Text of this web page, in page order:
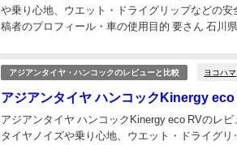
や乗り心地、ウエット・ドライグリップなどの
稿者のプロフィール・車の使用目的 要さん 石川
アジアンタイヤ・ハンコックのレビューと比較 ヨコハマ
アジアンタイヤ ハンコックKinergy
アジアンタイヤ ハンコックKinergy eco RVのレ
タイヤノイズや乗り心地、ウエット・ドライグ